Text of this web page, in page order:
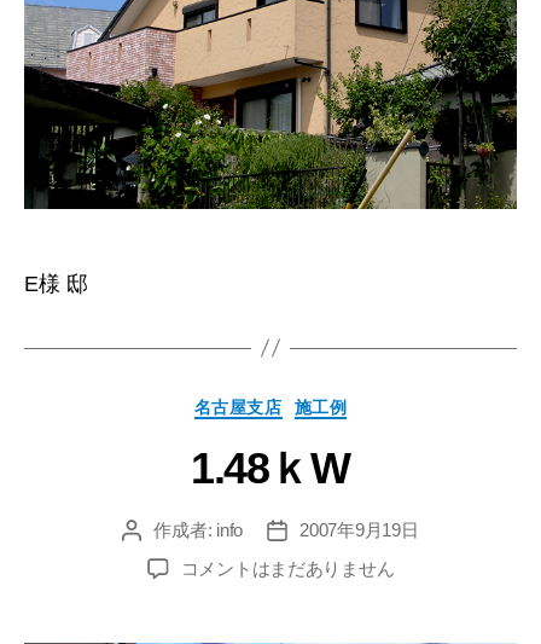
E様 邸
名古屋支店 施工例
1.48ｋW
作成者: info
2007年9月19日
コメントはまだありません